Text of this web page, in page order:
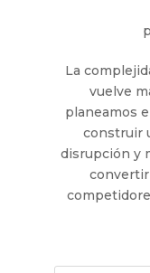
La
vuelve
planeamos
construir
disrupción y